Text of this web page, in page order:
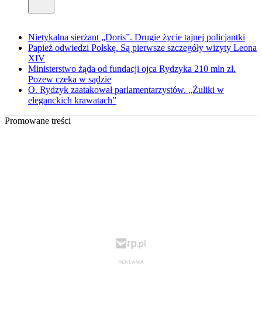
Nietykalna sierżant „Doris”. Drugie życie tajnej policjantki
Papież odwiedzi Polskę. Są pierwsze szczegóły wizyty Leona
XIV
Ministerstwo żąda od fundacji ojca Rydzyka 210 mln zł.
Pozew czeka w sądzie
O. Rydzyk zaatakował parlamentarzystów. „Żuliki w
eleganckich krawatach”
Promowane treści